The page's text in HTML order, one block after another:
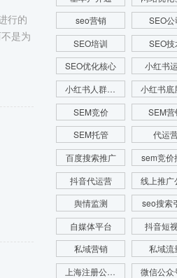
行的
是为
seo营销
SEO公
SEO培训
SEO技
SEO优化核心
小红书
小红书人群画像
SEM竞价
SEM营
SEM托管
代运
百度搜索推广
sem竞价
抖音代运营
线上推广
舆情监测
seo搜索
自媒体平台
抖音短
私域营销
私域流
上海注册公司费用